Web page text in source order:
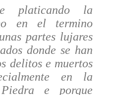
platicando la
en el termino
partes lujares
donde se han
delitos e muertos
en la
e porque